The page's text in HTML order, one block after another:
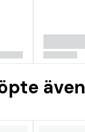
även